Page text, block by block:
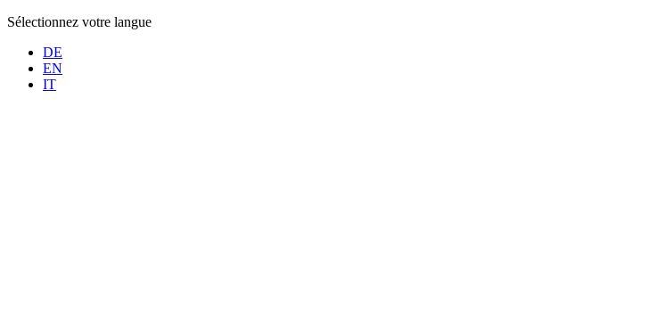
Sélectionnez votre langue
DE
EN
IT